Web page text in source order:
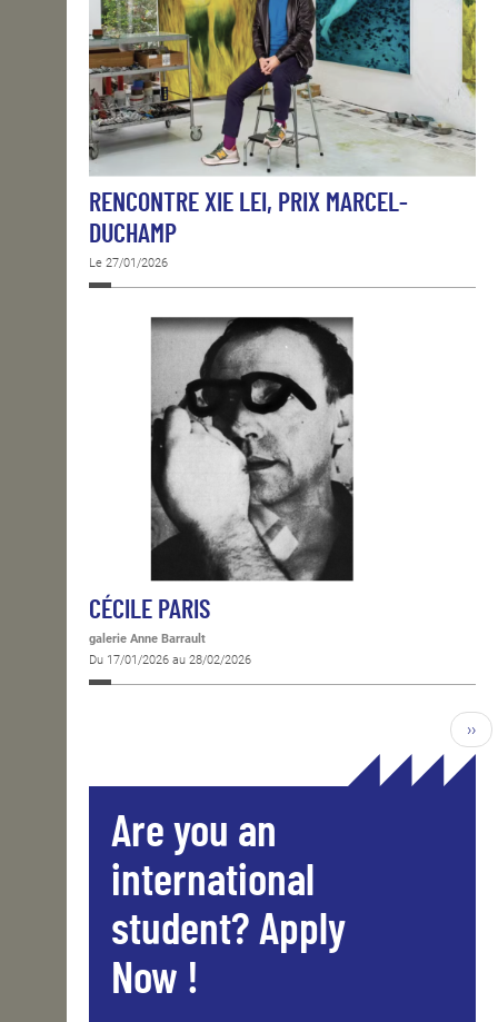
RENCONTRE XIE LEI, PRIX MARCEL-
DUCHAMP
Le 27/01/2026
CÉCILE PARIS
galerie Anne Barrault
Du 17/01/2026 au 28/02/2026
››
Are you an
international
student? Apply
Now !